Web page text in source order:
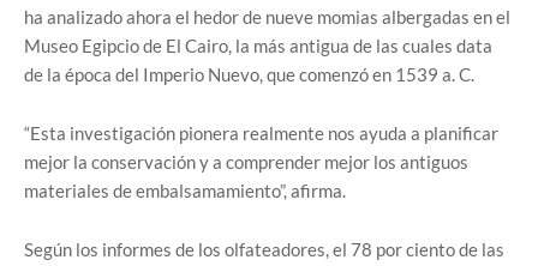
ha analizado ahora el hedor de nueve momias albergadas en el
Museo Egipcio de El Cairo, la más antigua de las cuales data
de la época del Imperio Nuevo, que comenzó en 1539 a. C.
“Esta investigación pionera realmente nos ayuda a planificar
mejor la conservación y a comprender mejor los antiguos
materiales de embalsamamiento”, afirma.
Según los informes de los olfateadores, el 78 por ciento de las